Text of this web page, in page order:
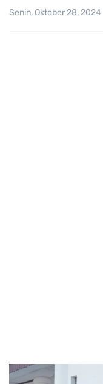
Senin, Oktober 28, 2024